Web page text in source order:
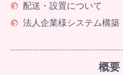
配送・設置について
法人企業様システム構築
概要